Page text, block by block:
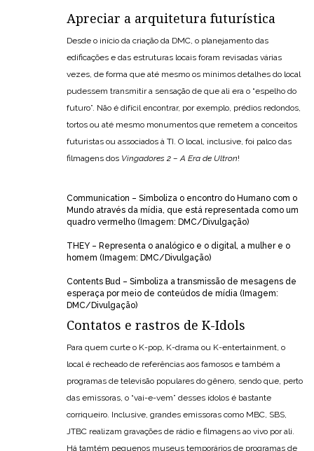
Apreciar a arquitetura futurística
Desde o início da criação da DMC, o planejamento das
edificações e das estruturas locais foram revisadas várias
vezes, de forma que até mesmo os mínimos detalhes do local
pudessem transmitir a sensação de que ali era o “espelho do
futuro”. Não é difícil encontrar, por exemplo, prédios redondos,
tortos ou até mesmo monumentos que remetem a conceitos
futuristas ou associados à TI. O local, inclusive, foi palco das
filmagens dos Vingadores 2 – A Era de Ultron!
Communication – Simboliza o encontro do Humano com o
Mundo através da mídia, que está representada como um
quadro vermelho (Imagem: DMC/Divulgação)
THEY – Representa o analógico e o digital, a mulher e o
homem (Imagem: DMC/Divulgação)
Contents Bud – Simboliza a transmissão de mesagens de
esperaça por meio de conteúdos de mídia (Imagem:
DMC/Divulgação)
Contatos e rastros de K-Idols
Para quem curte o K-pop, K-drama ou K-entertainment, o
local é recheado de referências aos famosos e também a
programas de televisão populares do gênero, sendo que, perto
das emissoras, o “vai-e-vem” desses ídolos é bastante
corriqueiro. Inclusive, grandes emissoras como MBC, SBS,
JTBC realizam gravações de rádio e filmagens ao vivo por ali.
Há tamtém pequenos museus temporários de programas de